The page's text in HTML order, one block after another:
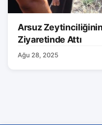
Arsuz Zeytinciliğinin
Ziyaretinde Attı
Ağu 28, 2025